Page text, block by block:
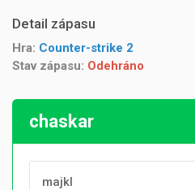
Detail zápasu
Hra: Counter-strike 2
Stav zápasu: Odehráno
chaskar
majkl